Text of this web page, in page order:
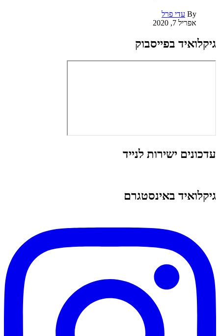
By עדי פרל
אפריל 7, 2020
גיקלואיד בפייסבוק
עדכונים ישירות לנייד
גיקלואיד באינסטגרם